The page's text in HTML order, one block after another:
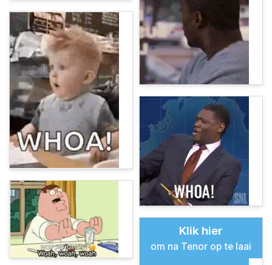
Klik hier
om na Tenor op te laai